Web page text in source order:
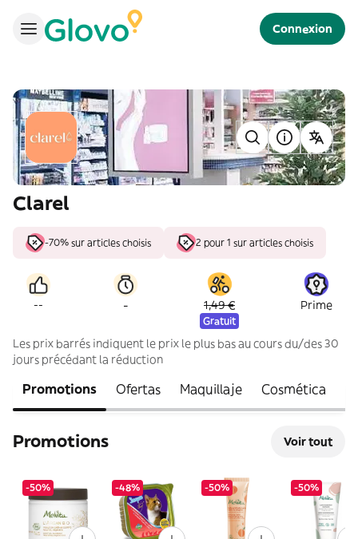
Connexion
Clarel
-70% sur articles choisis 2 pour 1 sur articles choisis
-- - 1,49 €
Gratuit
Prime
Les prix barrés indiquent le prix le plus bas au cours du/des 30
jours précédant la réduction
Promotions Ofertas Maquillaje Cosmética
Promotions Voir tout
-50% -48% -50% -50%